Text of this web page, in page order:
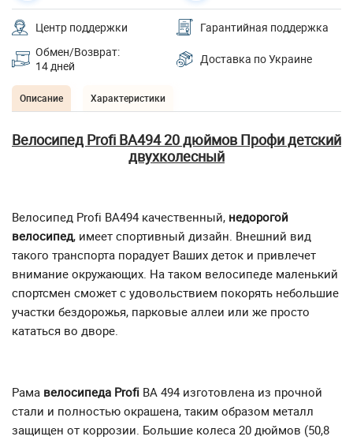
Центр поддержки
Гарантийная поддержка
Обмен/Возврат:
14 дней
Доставка по Украине
Описание Характеристики
Велосипед Profi BA494 20 дюймов Профи детский
двухколесный
Велосипед Profi BA494 качественный, недорогой
велосипед, имеет спортивный дизайн. Внешний вид
такого транспорта порадует Ваших деток и привлечет
внимание окружающих. На таком велосипеде маленький
спортсмен сможет с удовольствием покорять небольшие
участки бездорожья, парковые аллеи или же просто
кататься во дворе.
Рама велосипеда Profi BA 494 изготовлена из прочной
стали и полностью окрашена, таким образом металл
защищен от коррозии. Большие колеса 20 дюймов (50,8